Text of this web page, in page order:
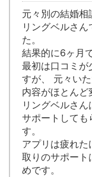
元々別の結婚
リングベルさ
た。
結果的に6ヶ月
最初は口コミが
すが、 元々い
内容がほとんど
リングベルさ
サポートしても
す。
アプリは疲れた
取りのサポート
めです。